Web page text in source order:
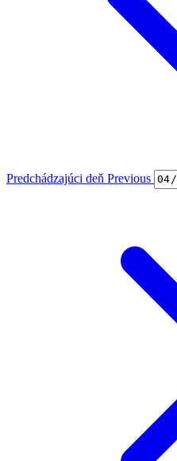
Predchádzajúci deň Previous